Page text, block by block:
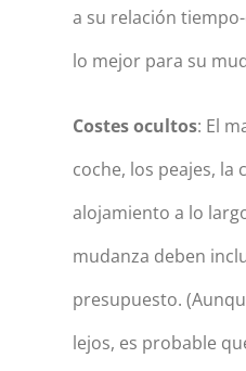
a su relación
lo mejor para su
Costes ocultos: El
coche, los peajes, la
alojamiento a lo
mudanza deben
presupuesto.
lejos, es probable